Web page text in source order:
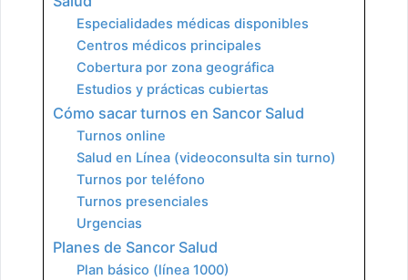
Especialidades médicas disponibles
Centros médicos principales
Cobertura por zona geográfica
Estudios y prácticas cubiertas
Cómo sacar turnos en Sancor Salud
Turnos online
Salud en Línea (videoconsulta sin turno)
Turnos por teléfono
Turnos presenciales
Urgencias
Planes de Sancor Salud
Plan básico (línea 1000)